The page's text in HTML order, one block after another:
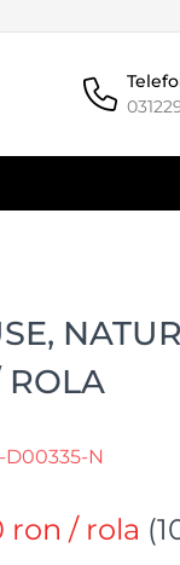
D00335-N
ron / rola (